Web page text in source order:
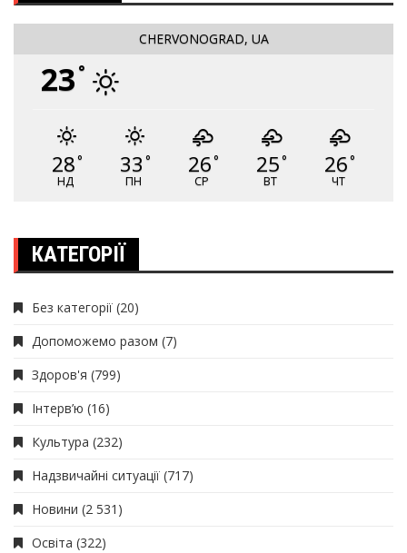
CHERVONOGRAD, UA
23 °
28°
НД
33 °
ПН
26°
СР
25°
ВТ
26°
ЧТ
КАТЕГОРІЇ
Без категорії (20)
Допоможемо разом (7)
Здоров'я (799)
Інтерв’ю (16)
Культура (232)
Надзвичайні ситуації (717)
Новини (2 531)
Освіта (322)